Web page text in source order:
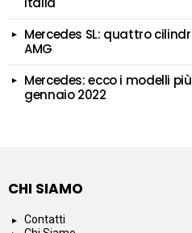
Mercedes SL: quattro
AMG
Mercedes: ecco i modelli
gennaio 2022
CHI SIAMO
Contatti